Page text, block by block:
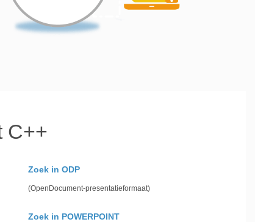
C++
Zoek in ODP
(OpenDocument-presentatieformaat)
Zoek in POWERPOINT